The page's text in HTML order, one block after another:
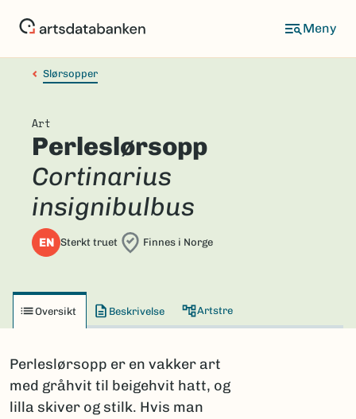
Slørsopper
Art
Perleslørsopp
Cortinarius
insignibulbus
EN Sterkt truet Finnes i Norge
Oversikt Beskrivelse Artstre
Perleslørsopp er en vakker art
med gråhvit til beigehvit hatt, og
lilla skiver og stilk. Hvis man